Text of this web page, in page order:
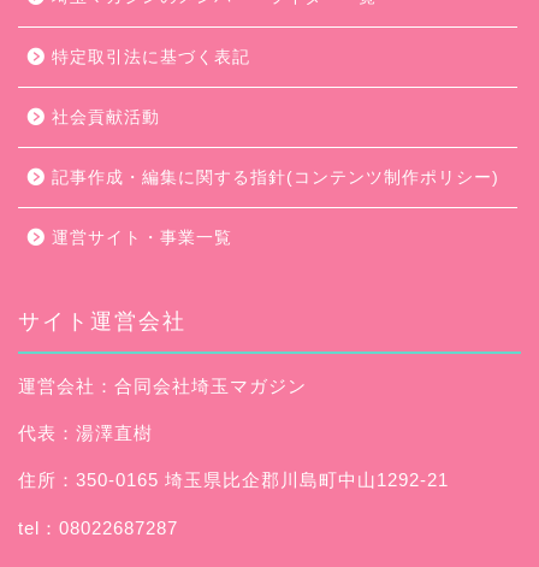
特定取引法に基づく表記
社会貢献活動
記事作成・編集に関する指針(コンテンツ制作ポリシー)
運営サイト・事業一覧
サイト運営会社
運営会社：合同会社埼玉マガジン
代表：湯澤直樹
住所：350-0165 埼玉県比企郡川島町中山1292-21
tel：08022687287